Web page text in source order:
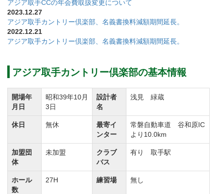
ニックが求められるインコース、全てのホールに池が
配された西コース、それぞれが戦略性に富んでいま
す。
【OUTコース】
距離が長くフラットなコースです。
所々に配置されているマウンドやバンカー、池が戦略
性を高めています。
グリーンオーバーの池は特に注意が必要となります。
池を考えたボール運びがスコアアップのカギを握って
います。
【INコース】
アジア取手CCの年会費取扱変更について
2023.12.27
アジア取手カントリー倶楽部、名義書換料減額期間延長。
2022.12.21
アジア取手カントリー倶楽部、名義書換料減額期間延長。
アジア取手カントリー倶楽部の基本情報
開場年
月日
昭和39年10月
3日
設計者
名
浅見 緑蔵
休日 無休
最寄イ
ンター
常磐自動車道 谷和原IC
より10.0km
加盟団
体
未加盟
クラブ
バス
有り 取手駅
ホール
数
27H 練習場 無し